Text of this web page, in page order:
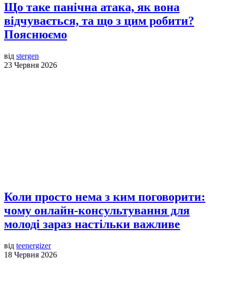
Що таке панічна атака, як вона
відчувається, та що з цим робити?
Пояснюємо
від stergen
23 Червня 2026
Коли просто нема з ким поговорити:
чому онлайн-консультування для
молоді зараз настільки важливе
від teenergizer
18 Червня 2026